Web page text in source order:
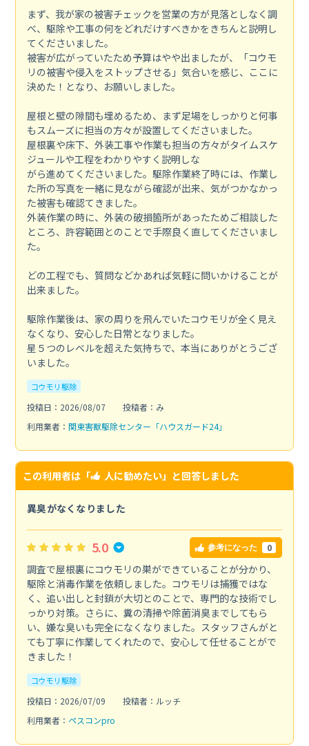
まず、我が家の被害チェックを営業の方が見落としなく調
べ、駆除や工事の何をどれだけすべきかをきちんと説明し
てくださいました。
被害が広がっていたため予算はやや出ましたが、「コウモ
リの被害や侵入をストップさせる」気合いを感じ、ここに
決めた！となり、お願いしました。
屋根と壁の隙間も埋めるため、まず足場をしっかりと何事
もスムーズに担当の方々が設置してくださいました。
屋根裏や床下、外装工事や作業も担当の方々がタイムスケ
ジュールや工程をわかりやすく説明しな
がら進めてくださいました。駆除作業終了時には、作業し
た所の写真を一緒に見ながら確認が出来、気がつかなかっ
た被害も確認てきました。
外装作業の時に、外装の破損箇所があったためご相談した
ところ、許容範囲とのことで手際良く直してくださいまし
た。
どの工程でも、質問などかあれば気軽に問いかけることが
出来ました。
駆除作業後は、家の周りを飛んでいたコウモリが全く見え
なくなり、安心した日常となりました。
星５つのレベルを超えた気持ちで、本当にありがとうござ
いました。
コウモリ駆除
投稿日：2026/08/07
投稿者：み
利用業者： 関東害獣駆除センター「ハウスガード24」
この利用者は「 人に勧めたい」と回答しました
異臭がなくなりました
5.0 参考になった 0
調査で屋根裏にコウモリの巣ができていることが分かり、
駆除と消毒作業を依頼しました。コウモリは捕獲ではな
く、追い出しと封鎖が大切とのことで、専門的な技術でし
っかり対策。さらに、糞の清掃や除菌消臭までしてもら
い、嫌な臭いも完全になくなりました。スタッフさんがと
ても丁寧に作業してくれたので、安心して任せることがで
きました！
コウモリ駆除
投稿日：2026/07/09
投稿者：ルッチ
利用業者： ペスコンpro